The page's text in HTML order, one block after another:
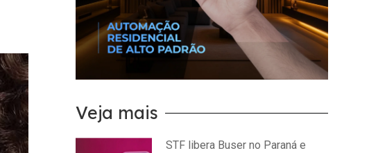
Veja mais
STF libera Buser no Paraná e